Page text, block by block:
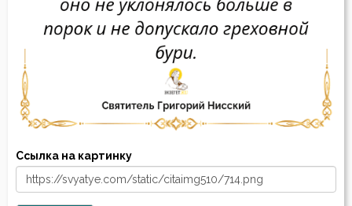
Ссылка на картинку